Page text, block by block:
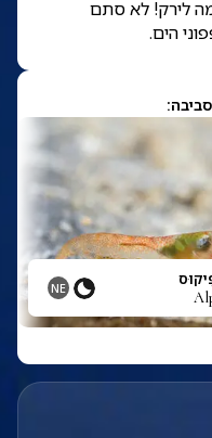
לירק! לא סתם
הים.
NE